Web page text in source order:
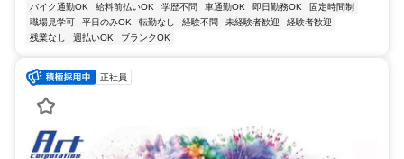
バイク通勤OK
給料前払いOK 学歴不問 車通勤OK 即日勤務OK
固定時間制
職場見学可
平日のみOK 転勤なし 経験不問 未経験者歓迎
経験者歓迎
残業なし
週払いOK ブランクOK
正社員